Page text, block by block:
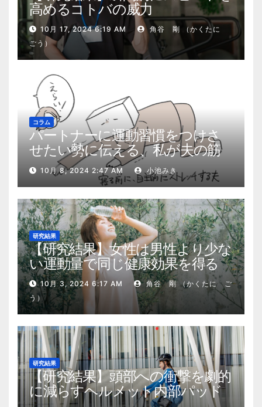
高めるコトバの威力
10月 17, 2024 6:19 AM
角谷 剛 （かくたに
ごう）
コラム
パートナーに運動習慣をつけさ
せたい勢に伝える、私が夫の筋
肉量を2kg増やした5ステップ
10月 8, 2024 2:47 AM 小池みき
研究結果
【研究結果】女性は男性より少な
い運動量で同じ健康効果を得る
10月 3, 2024 6:17 AM
角谷 剛 （かくたに ご
う）
研究結果
【研究結果】頭部への衝撃を劇的
に減らすヘルメット内部パッド